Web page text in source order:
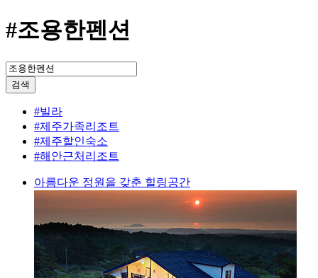
#조용한펜션
검색
#빌라
#제주가족리조트
#제주할인숙소
#해안근처리조트
아름다운 정원을 갖춘 힐링공간